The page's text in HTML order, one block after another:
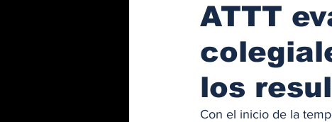
ATTT
los
Con el inicio de la